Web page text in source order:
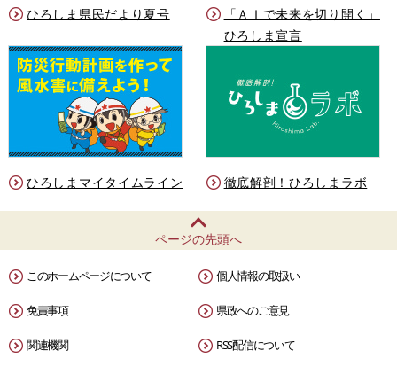
ひろしま県民だより夏号
「ＡＩで未来を切り開く」
ひろしま宣言
ひろしまマイタイムライン 徹底解剖！ひろしまラボ
ページの先頭へ
このホームページについて 個人情報の取扱い
免責事項 県政へのご意見
関連機関 RSS配信について